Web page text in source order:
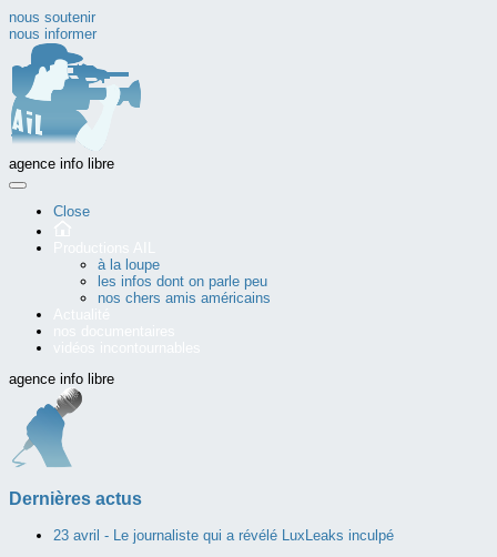
nous soutenir
nous informer
agence info libre
Close
à la loupe
les infos dont on parle peu
nos chers amis américains
agence info libre
Dernières actus
23 avril - Le journaliste qui a révélé LuxLeaks inculpé